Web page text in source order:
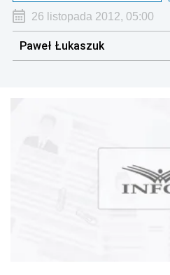
26 listopada 2012, 05:00
Paweł Łukaszuk